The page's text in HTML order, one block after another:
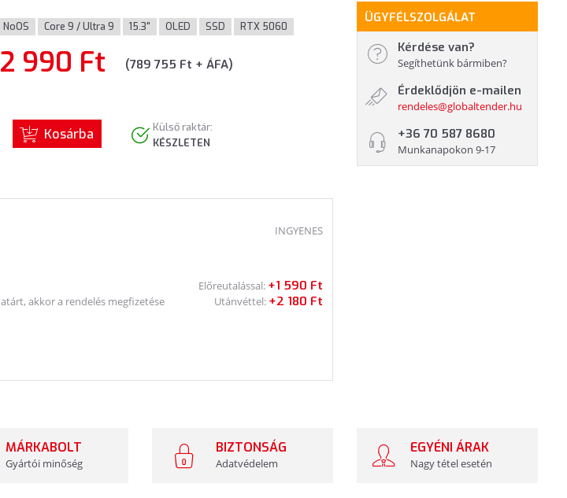
NoOS Core 9 / Ultra 9 15.3" OLED SSD RTX 5060
990 Ft (789 755 Ft + ÁFA)
Kosárba
Külső raktár:
KÉSZLETEN
INGYENES
akkor a rendelés megfizetése
Előreutalással: +1 590 Ft
Utánvéttel: +2 180 Ft
ÜGYFÉLSZOLGÁLAT
Kérdése van?
Segíthetünk bármiben?
Érdeklődjön e-mailen
rendeles@globaltender.hu
+36 70 587 8680
Munkanapokon 9-17
MÁRKABOLT
Gyártói minőség
BIZTONSÁG
Adatvédelem
EGYÉNI ÁRAK
Nagy tétel esetén